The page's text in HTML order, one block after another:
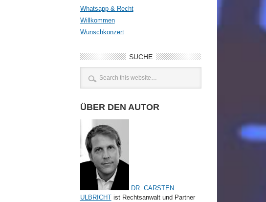
Whatsapp & Recht
Willkommen
Wunschkonzert
SUCHE
ÜBER DEN AUTOR
DR. CARSTEN
ULBRICHTist Rechtsanwalt und Partner